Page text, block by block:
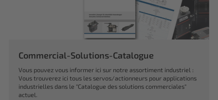
Commercial-Solutions-Catalogue
Vous pouvez vous informer ici sur notre assortiment industriel :
Vous trouverez ici tous les servos/actionneurs pour applications
industrielles dans le "Catalogue des solutions commerciales"
actuel.